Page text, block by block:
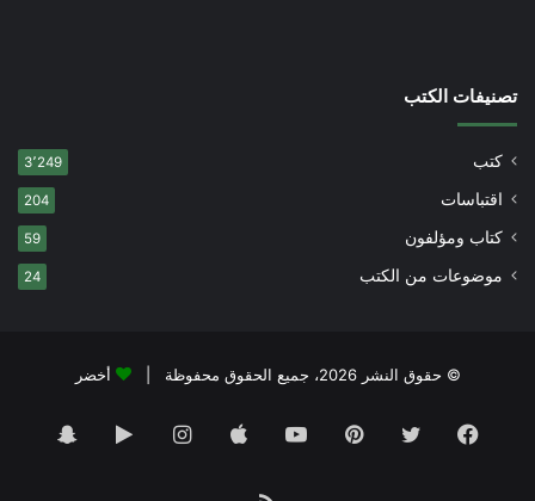
تصنيفات الكتب
كتب 3٬249
اقتباسات 204
كتاب ومؤلفون 59
موضوعات من الكتب 24
© حقوق النشر 2026، جميع الحقوق محفوظة | أخضر
فيسبوك تويتر بينتيريستيوتيوب انستقرام‏Google